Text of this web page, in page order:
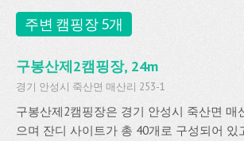
주변 캠핑장 5개
구봉산제2캠핑장, 24m
경기 안성시 죽산면 매산리 253-1
구봉산제2캠핑장은 경기 안성시 죽산면 매
으며 잔디 사이트가 총 40개로 구성되어 있